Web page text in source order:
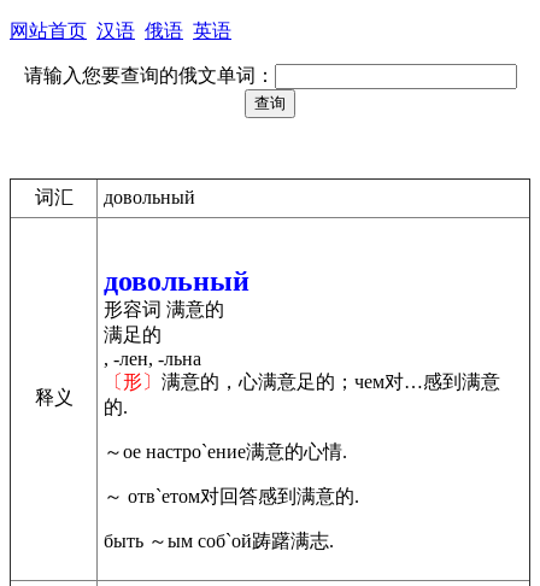
网站首页 汉语 俄语 英语
请输入您要查询的俄文单词：
词汇 довольный
释义
довольный
形容词 满意的
满足的
, -лен, -льна
〔形〕 满意的，心满意足的；чем对…感到满意
的.
～ое настро`ение满意的心情.
～ отв`етом对回答感到满意的.
быть ～ым соб`ой踌躇满志.